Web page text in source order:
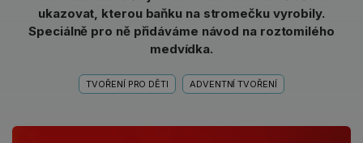
ukazovat, kterou baňku na stromečku vyrobily.
Speciálně pro ně přidáváme návod na roztomilého
medvídka.
TVOŘENÍ PRO DĚTI ADVENTNÍ TVOŘENÍ